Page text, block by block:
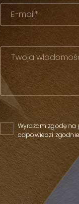
Please leave this field
Wyrażam zgodę
odpowiedzi